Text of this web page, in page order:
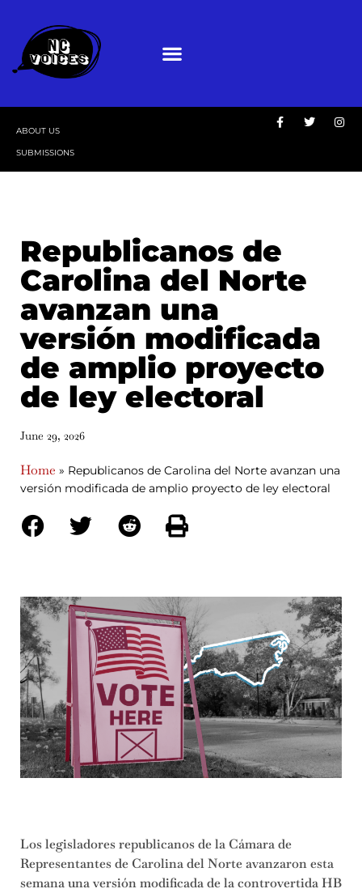
ABOUT US
SUBMISSIONS
Republicanos de
Carolina del Norte
avanzan una
versión modificada
de amplio proyecto
de ley electoral
June 29, 2026
Home » Republicanos de Carolina del Norte avanzan una
versión modificada de amplio proyecto de ley electoral
Los legisladores republicanos de la Cámara de
Representantes de Carolina del Norte avanzaron esta
semana una versión modificada de la controvertida HB